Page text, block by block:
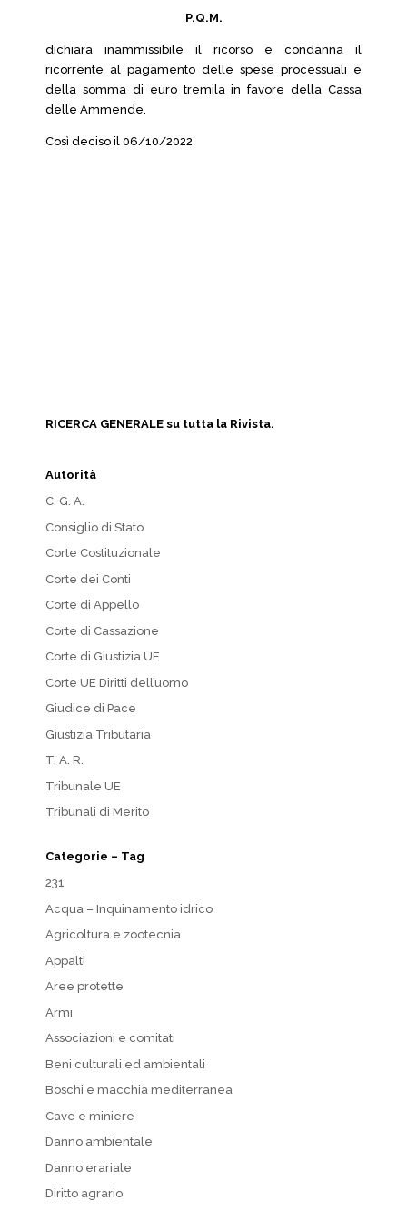
P.Q.M.
dichiara inammissibile il ricorso e condanna il
ricorrente al pagamento delle spese processuali e
della somma di euro tremila in favore della Cassa
delle Ammende.
Così deciso il 06/10/2022
RICERCA GENERALE su tutta la Rivista.
Autorità
C. G. A.
Consiglio di Stato
Corte Costituzionale
Corte dei Conti
Corte di Appello
Corte di Cassazione
Corte di Giustizia UE
Corte UE Diritti dell’uomo
Giudice di Pace
Giustizia Tributaria
T. A. R.
Tribunale UE
Tribunali di Merito
Categorie – Tag
231
Acqua – Inquinamento idrico
Agricoltura e zootecnia
Appalti
Aree protette
Armi
Associazioni e comitati
Beni culturali ed ambientali
Boschi e macchia mediterranea
Cave e miniere
Danno ambientale
Danno erariale
Diritto agrario